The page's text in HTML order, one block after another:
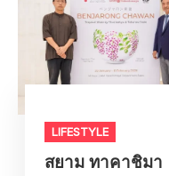
LIFESTYLE​
สยาม ทาคาชิมา